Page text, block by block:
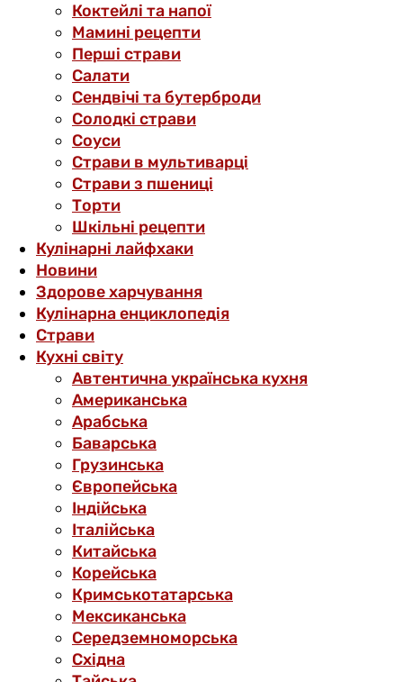
Коктейлі та напої
Мамині рецепти
Перші страви
Салати
Сендвічі та бутерброди
Солодкі страви
Соуси
Страви в мультиварці
Страви з пшениці
Торти
Шкільні рецепти
Кулінарні лайфхаки
Новини
Здорове харчування
Кулінарна енциклопедія
Страви
Кухні світу
Автентична українська кухня
Американська
Арабська
Баварська
Грузинська
Європейська
Індійська
Італійська
Китайська
Корейська
Кримськотатарська
Мексиканська
Середземноморська
Східна